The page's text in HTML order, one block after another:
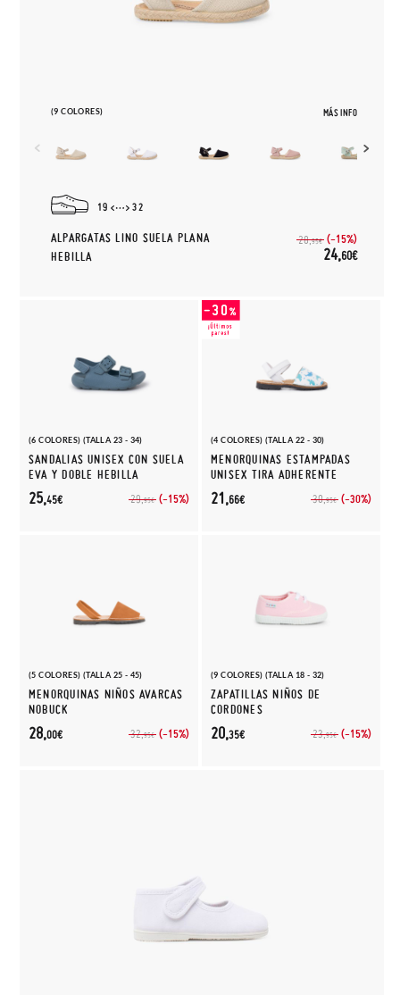
(9 COLORES) MÁS INFO
19 32
ALPARGATAS LINO SUELA PLANA
HEBILLA
28,95€ (-15%)
24,60€
(6 COLORES) (TALLA 23 - 34)
SANDALIAS UNISEX CON SUELA
EVA Y DOBLE HEBILLA
29,95€ (-15%)
25,45€
(4 COLORES) (TALLA 22 - 30)
MENORQUINAS ESTAMPADAS
UNISEX TIRA ADHERENTE
30,95€ (-30%)
21,66€
(5 COLORES) (TALLA 25 - 45)
MENORQUINAS NIÑOS AVARCAS
NOBUCK
32,95€ (-15%)
28,00€
(9 COLORES) (TALLA 18 - 32)
ZAPATILLAS NIÑOS DE
CORDONES
23,95€ (-15%)
20,35€